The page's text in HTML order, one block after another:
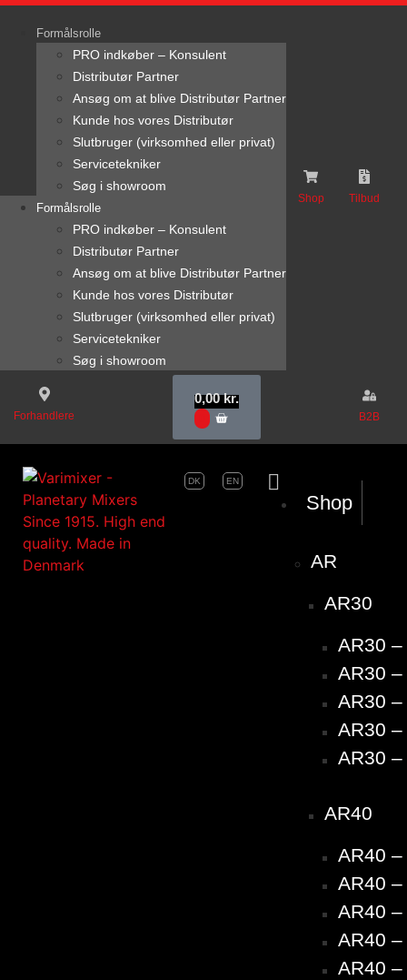
content
Formålsrolle
PRO indkøber – Konsulent
Distributør Partner
Ansøg om at blive Distributør Partner
Kunde hos vores Distributør
Slutbruger (virksomhed eller privat)
Servicetekniker
Søg i showroom
Formålsrolle
PRO indkøber – Konsulent
Distributør Partner
Ansøg om at blive Distributør Partner
Kunde hos vores Distributør
Slutbruger (virksomhed eller privat)
Servicetekniker
Søg i showroom
Shop Tilbud
Forhandlere
0,00kr.
B2B
DK EN
Shop
AR
AR30
AR30
AR30
AR30
AR30
AR30
AR40
AR40
AR40
AR40
AR40
AR40